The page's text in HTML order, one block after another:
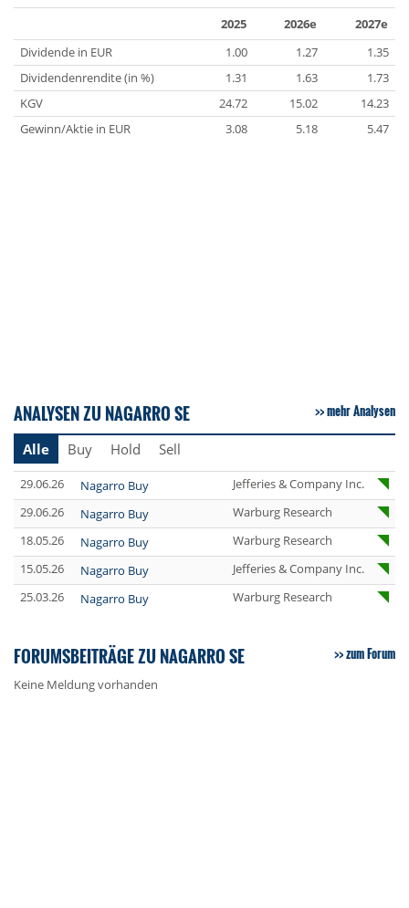
2025 2026e
2027e
Dividende in EUR
1.00 1.27
1.35
Dividendenrendite (in %)
1.31 1.63
1.73
KGV
24.72 15.02
14.23
Gewinn/Aktie in EUR
3.08 5.18 5.47
ANALYSEN ZU NAGARRO SE mehr Analysen
Alle Buy Hold Sell
29.06.26 Nagarro Buy
Jefferies & Company Inc.
29.06.26
Nagarro Buy
Warburg Research
18.05.26
Nagarro Buy
Warburg Research
15.05.26
Nagarro Buy
Jefferies & Company Inc.
25.03.26
Nagarro Buy Warburg Research
FORUMSBEITRÄGE ZU NAGARRO SE zum Forum
Keine Meldung vorhanden